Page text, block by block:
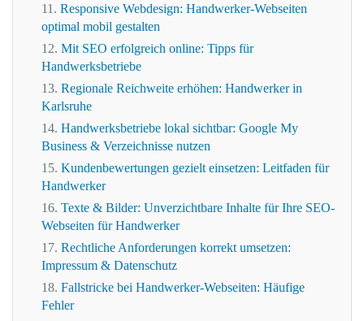
Responsive Webdesign: Handwerker-Webseiten
optimal mobil gestalten
Mit SEO erfolgreich online: Tipps für
Handwerksbetriebe
Regionale Reichweite erhöhen: Handwerker in
Karlsruhe
Handwerksbetriebe lokal sichtbar: Google My
Business & Verzeichnisse nutzen
Kundenbewertungen gezielt einsetzen: Leitfaden für
Handwerker
Texte & Bilder: Unverzichtbare Inhalte für Ihre SEO-
Webseiten für Handwerker
Rechtliche Anforderungen korrekt umsetzen:
Impressum & Datenschutz
Fallstricke bei Handwerker-Webseiten: Häufige
Fehler